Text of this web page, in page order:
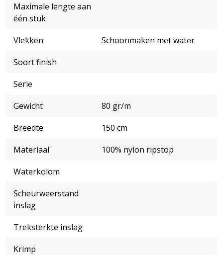
Maximale lengte aan
één stuk
Vlekken
Schoonmaken met water
Soort finish
Serie
Gewicht
80 gr/m
Breedte
150 cm
Materiaal
100% nylon ripstop
Waterkolom
Scheurweerstand
inslag
Treksterkte inslag
Krimp